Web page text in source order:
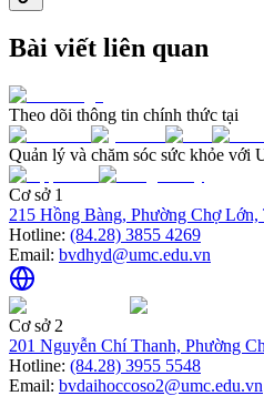
Bài viết liên quan
Theo dõi thông tin chính thức tại
Quản lý và chăm sóc sức khỏe với
Cơ sở 1
215 Hồng Bàng, Phường Chợ
Hotline: (84.28) 3855 4269
Email: bvdhyd@umc.edu.vn
Cơ sở 2
201 Nguyễn Chí Thanh, Phường
Hotline: (84.28) 3955 5548
Email: bvdaihoccoso2@umc.edu.vn